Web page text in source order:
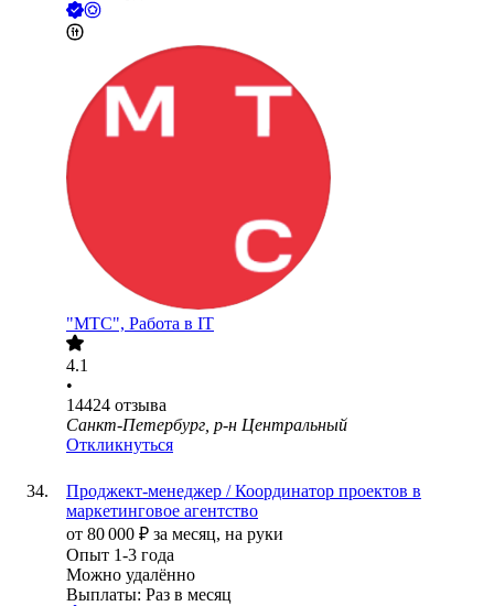
"МТС", Работа в IT
4.1
•
14424 отзыва
Санкт-Петербург, р-н Центральный
Откликнуться
Проджект-менеджер / Координатор проектов в
маркетинговое агентство
от 80 000 ₽ за месяц, на руки
Опыт 1-3 года
Можно удалённо
Выплаты: Раз в месяц